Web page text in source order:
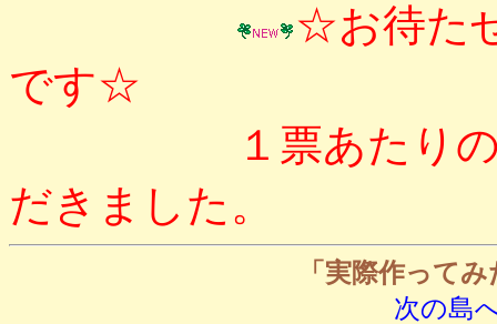
☆お待た
です☆
１票あたりのPoint
だきました。
「実際作って
次の島